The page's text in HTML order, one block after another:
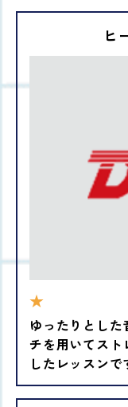
ヒ
★
ゆったりとし
チを用いてスト
したレッスンで